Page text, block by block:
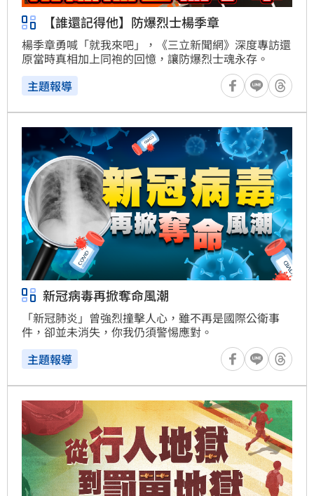
【誰還記得他】防爆烈士楊季章
楊季章勇喊「就我來吧」，《三立新聞網》深度專訪還
原當時真相加上同袍的回憶，讓防爆烈士魂永存。
主題報導
新冠病毒再掀奪命風潮
「新冠肺炎」曾強烈撞擊人心，雖不再是國際公衛事
件，卻並未消失，你我仍須警惕應對。
主題報導